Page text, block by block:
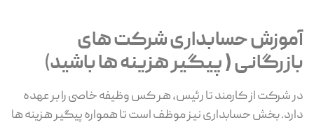
آموزش حسابداری شرکت های
بازرگانی ( پیگیر هزینه ها باشید)
در شرکت از کارمند تا رئیس، هر کس وظیفه خاصی را بر عهده
دارد. بخش حسابداری نیز موظف است تا همواره پیگیر هزینه ها